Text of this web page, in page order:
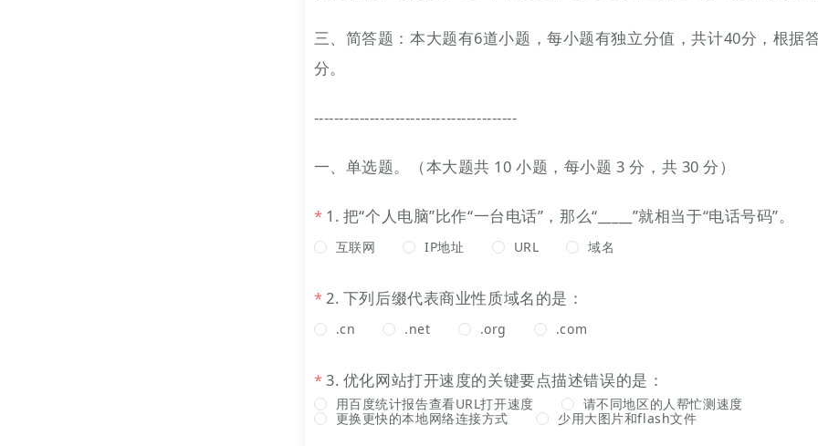
三、简答题：本大题有6道小题，每小题有独立分值，共计40分，根据
分。
----------------------------------------
一、单选题。（本大题共 10 小题，每小题 3 分，共 30 分）
1. 把“个人电脑”比作“一台电话”，那么“_____”就相当于“电话号码”。
互联网 IP地址 URL 域名
2. 下列后缀代表商业性质域名的是：
.cn .net .org .com
3. 优化网站打开速度的关键要点描述错误的是：
用百度统计报告查看URL打开速度
请不同地区的人帮忙测速度
更换更快的本地网络连接方式
少用大图片和flash文件